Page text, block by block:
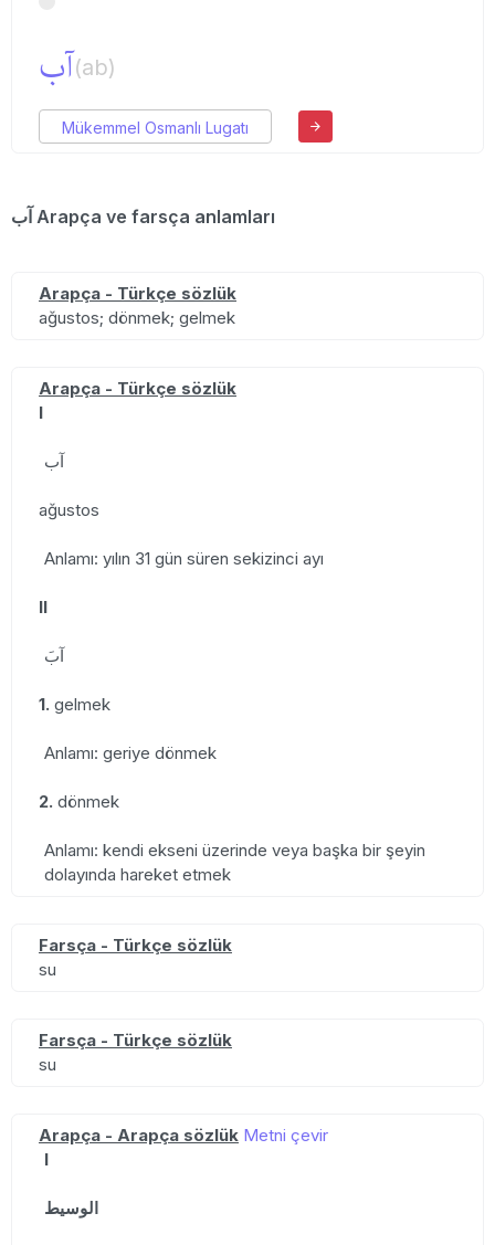
آب(ab)
Mükemmel Osmanlı Lugatı
آب Arapça ve farsça anlamları
Arapça - Türkçe sözlük
ağustos; dönmek; gelmek
Arapça - Türkçe sözlük
I
آب
ağustos
Anlamı: yılın 31 gün süren sekizinci ayı
II
آبَ
1. gelmek
Anlamı: geriye dönmek
2. dönmek
Anlamı: kendi ekseni üzerinde veya başka bir şeyin
dolayında hareket etmek
Farsça - Türkçe sözlük
su
Farsça - Türkçe sözlük
su
Arapça - Arapça sözlük Metni çevir
I
الوسيط